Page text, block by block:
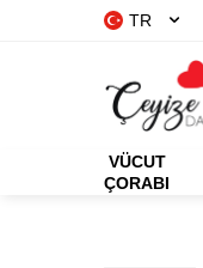
TR
VÜCUT
ÇORABI